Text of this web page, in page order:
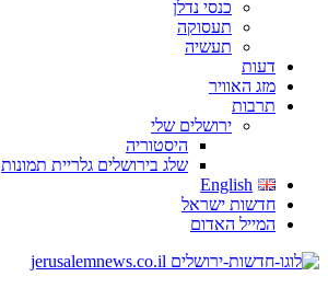
כנסי נדלן
תעסוקה
תעשיה
דעות
מזג האוויר
תרבות
ירושלים שלי
היסטוריה
שלג בירושלים גלריית תמונות
English
חדשות ישראל
המייל האדום